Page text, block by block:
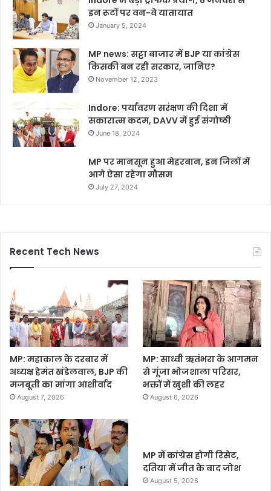
इन रूटों पर वन-वे यातायात
January 5, 2024
MP news: सट्टा बाजार में BJP या कांग्रेस
किसकी बन रही सरकार, जानिए?
November 12, 2023
Indore: पर्यावरण सरंक्षण की दिशा में
सकारात्म कदम, DAVV में हुई संगोष्ठी
June 18, 2024
MP पर मानसून हुआ मेहरबान, इन जिलों में
आगे ऐसा रहेगा मौसम
July 27, 2024
Recent Tech News
MP: महाकाल के दरबार में
अध्यक्ष हेमंत खंडेलवाल, BJP की
मजबूती का मांगा आशीर्वाद
August 7, 2026
MP: साध्वी ऋतंभरा के आगमन
से गूंजा भोजशाला परिसर,
भक्तों में खुशी की लहर
August 6, 2026
MP में कांग्रेस होगी रिसेट,
दतिया में जीत के बाद जोश
August 5, 2026